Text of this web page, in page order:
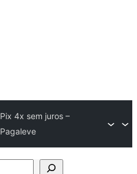
Pix 4x sem juros –
Pagaleve